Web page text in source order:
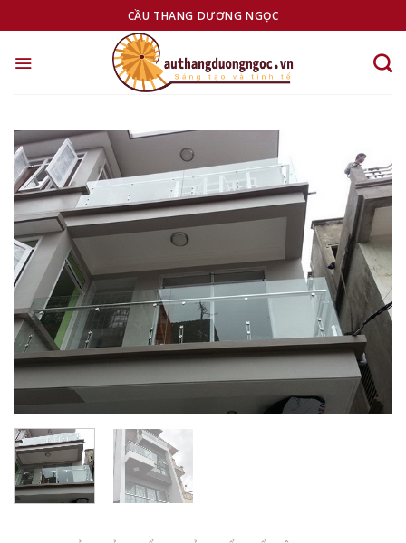
to
content
CẦU THANG DƯƠNG NGỌC